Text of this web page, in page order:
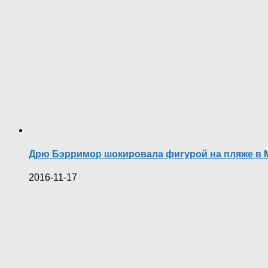
Дрю Бэрримор шокировала фигурой на пляже в
2016-11-17